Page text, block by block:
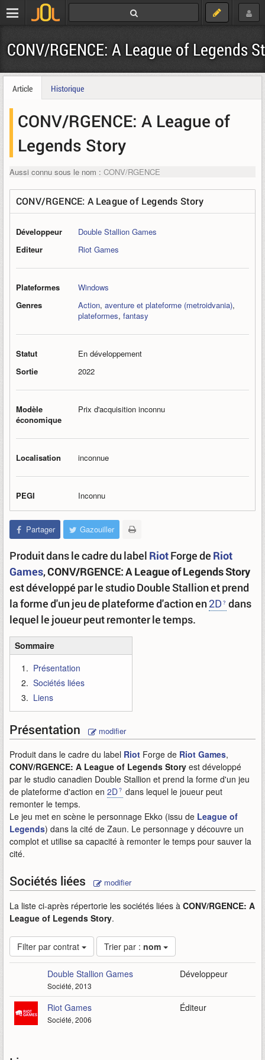
CONV/RGENCE: A League of Legends
Article Historique
CONV/RGENCE: A League of
Legends Story
Aussi connu sous le nom : CONV/RGENCE
CONV/RGENCE: A League of Legends Story
Développeur
Double Stallion Games
Editeur
Riot Games
Plateformes
Windows
Genres
Action, aventure et plateforme (metroidvania),
plateformes, fantasy
Statut
En développement
Sortie
2022
Modèle
économique
Prix d'acquisition inconnu
Localisation inconnue
PEGI Inconnu
Partager Gazouiller
Produit dans le cadre du label RiotForge de Riot
Games,CONV/RGENCE: A League of Legends Story
est développé par le studio Double Stallion et prend
la forme d'un jeu de plateforme d'action en 2D dans
lequel le joueur peut remonter le temps.
Sommaire
Présentation
Sociétés liées
Liens
Présentation modifier
Produit dans le cadre du label Riot Forge de Riot Games,
CONV/RGENCE: A League of Legends Story est développé
par le studio canadien Double Stallion et prend la forme d'un jeu
de plateforme d'action en 2D
dans lequel le joueur peut
remonter le temps.
Le jeu met en scène le personnage Ekko (issu de League of
Legends) dans la cité de Zaun. Le personnage y découvre un
complot et utilise sa capacité à remonter le temps pour sauver la
cité.
Sociétés liées modifier
La liste ci-après répertorie les sociétés liées à CONV/RGENCE: A
League of Legends Story.
Filter par contrat Trier par : nom
Double Stallion Games
Société, 2013
Développeur
Riot Games
Société, 2006
Éditeur